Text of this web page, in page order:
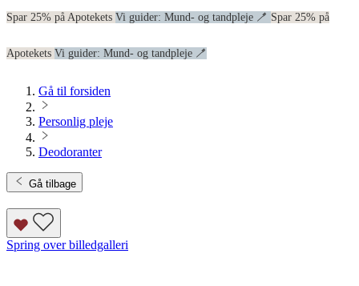
Spar 25% på Apotekets Vi guider: Mund- og tandpleje 🪥 Spar 25% på
Apotekets Vi guider: Mund- og tandpleje 🪥
Gå til forsiden
Personlig pleje
Deodoranter
Gå tilbage
Spring over billedgalleri